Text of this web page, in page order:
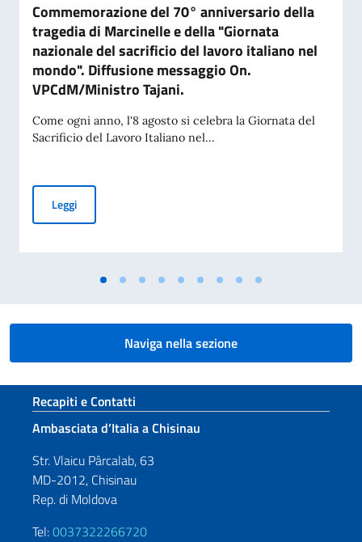
Commemorazione del 70° anniversario della
tragedia di Marcinelle e della "Giornata
nazionale del sacrificio del lavoro italiano nel
mondo". Diffusione messaggio On.
VPCdM/Ministro Tajani.
Come ogni anno, l'8 agosto si celebra la Giornata del
Sacrificio del Lavoro Italiano nel...
LeggiCommemorazione del 70° anniversario della tragedia di
Naviga nella sezione
Sezione footer
Recapiti e Contatti
Ambasciata d’Italia a Chisinau
Str. Vlaicu Pârcalab, 63
MD-2012, Chisinau
Rep. di Moldova
Tel:0037322266720